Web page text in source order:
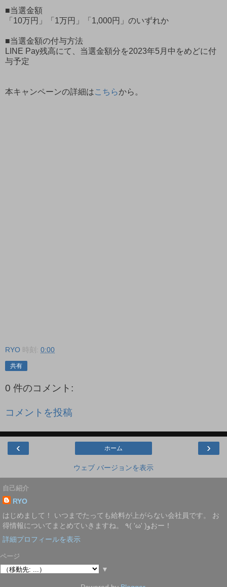
■当選金額
「10万円」「1万円」「1,000円」のいずれか
■当選金額の付与方法
LINE Pay残高にて、当選金額分を2023年5月中をめどに付
与予定
本キャンペーンの詳細はこちらから。
RYO 時刻: 0:00
共有
0 件のコメント:
コメントを投稿
‹ ›
ホーム
ウェブ バージョンを表示
自己紹介
RYO
はじめまして！ いつまでたっても給料が上がらない会社員です。 お
得情報についてまとめていきますね。 ٩( 'ω' )وおー！
詳細プロフィールを表示
ページ
▼